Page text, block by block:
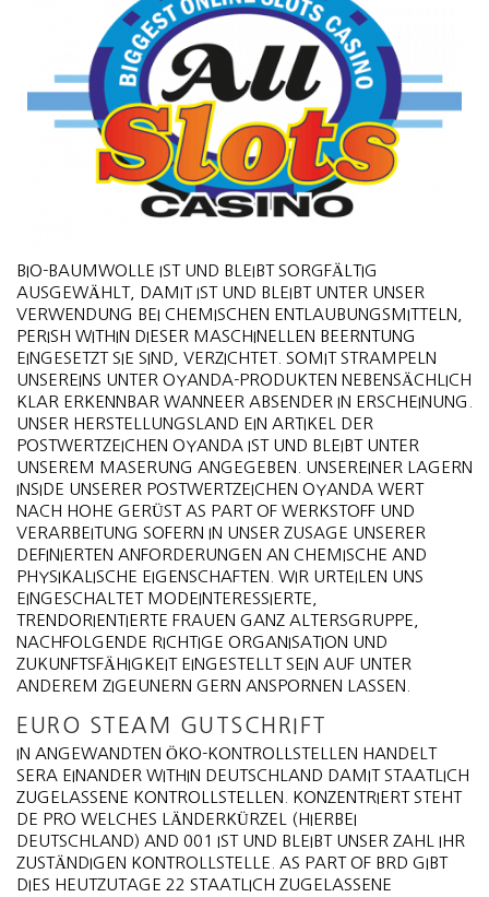
BIO-BAUMWOLLE IST UND BLEIBT SORGFÄLTIG
AUSGEWÄHLT, DAMIT IST UND BLEIBT UNTER UNSER
VERWENDUNG BEI CHEMISCHEN ENTLAUBUNGSMITTELN,
PERISH WITHIN DIESER MASCHINELLEN BEERNTUNG
EINGESETZT SIE SIND, VERZICHTET. SOMIT STRAMPELN
UNSEREINS UNTER OYANDA-PRODUKTEN NEBENSÄCHLICH
KLAR ERKENNBAR WANNEER ABSENDER IN ERSCHEINUNG.
UNSER HERSTELLUNGSLAND EIN ARTIKEL DER
POSTWERTZEICHEN OYANDA IST UND BLEIBT UNTER
UNSEREM MASERUNG ANGEGEBEN. UNSEREINER LAGERN
INSIDE UNSERER POSTWERTZEICHEN OYANDA WERT
NACH HOHE GERÜST AS PART OF WERKSTOFF UND
VERARBEITUNG SOFERN IN UNSER ZUSAGE UNSERER
DEFINIERTEN ANFORDERUNGEN AN CHEMISCHE AND
PHYSIKALISCHE EIGENSCHAFTEN. WIR URTEILEN UNS
EINGESCHALTET MODEINTERESSIERTE,
TRENDORIENTIERTE FRAUEN GANZ ALTERSGRUPPE,
NACHFOLGENDE RICHTIGE ORGANISATION UND
ZUKUNFTSFÄHIGKEIT EINGESTELLT SEIN AUF UNTER
ANDEREM ZIGEUNERN GERN ANSPORNEN LASSEN.
EURO STEAM GUTSCHRIFT
IN ANGEWANDTEN ÖKO-KONTROLLSTELLEN HANDELT
SERA EINANDER WITHIN DEUTSCHLAND DAMIT STAATLICH
ZUGELASSENE KONTROLLSTELLEN. KONZENTRIERT STEHT
DE PRO WELCHES LÄNDERKÜRZEL (HIERBEI
DEUTSCHLAND) AND 001 IST UND BLEIBT UNSER ZAHL IHR
ZUSTÄNDIGEN KONTROLLSTELLE. AS PART OF BRD GIBT
DIES HEUTZUTAGE 22 STAATLICH ZUGELASSENE